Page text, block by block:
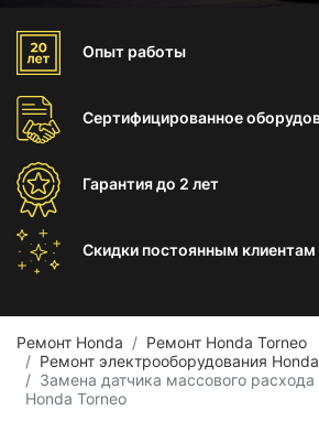
Опыт работы
Сертифицированное
Гарантиядо 2 лет
Скидки постоянным клиентам
Ремонт Honda
Ремонт Honda Torneo
Ремонт электрооборудования
Замена датчика массового
Honda Torneo